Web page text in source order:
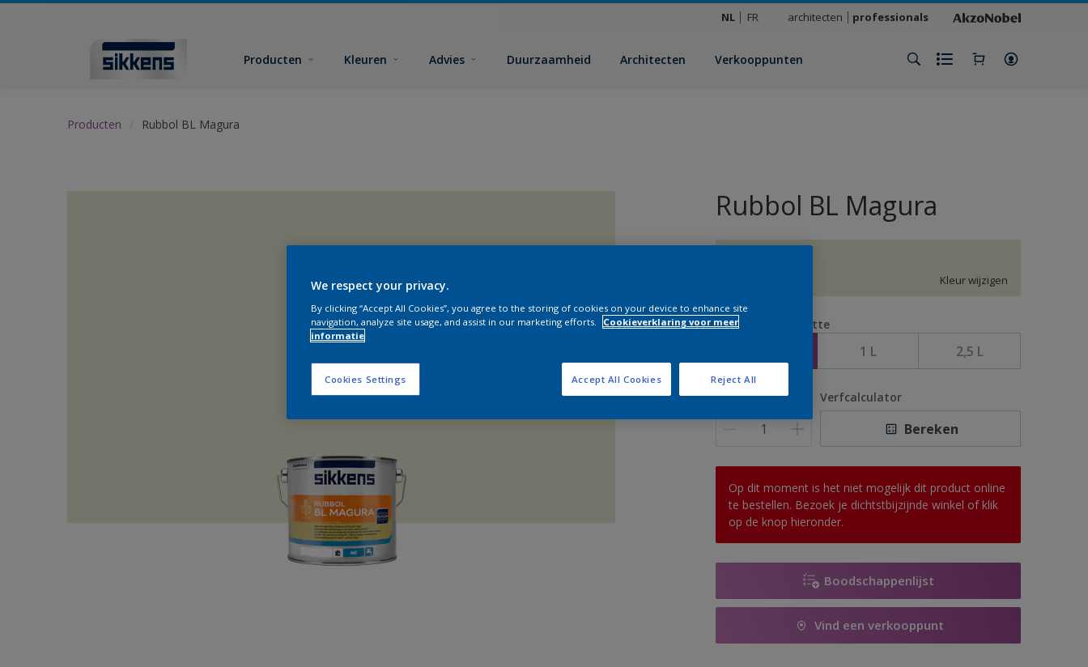
NL FR architecten professionals
Producten Kleuren Advies Duurzaamheid Architecten Verkooppunten
Producten Rubbol BL Magura
Rubbol BL Magura
Kleur wijzigen
Verpakkingsgrootte
1 L 2,5 L
Aantal Verfcalculator
Bereken
Op dit moment is het niet mogelijk dit product online
te bestellen. Bezoek je dichtstbijzijnde winkel of klik
op de knop hieronder.
Boodschappenlijst
Vind een verkooppunt
We respect your privacy.
By clicking “Accept All Cookies”, you agree to the storing of cookies on your device to enhance site
navigation, analyze site usage, and assist in our marketing efforts.
Cookieverklaring voor meer
informatie
Cookies Settings Reject All
Accept All Cookies